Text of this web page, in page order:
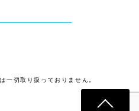
一切取り扱っておりません。